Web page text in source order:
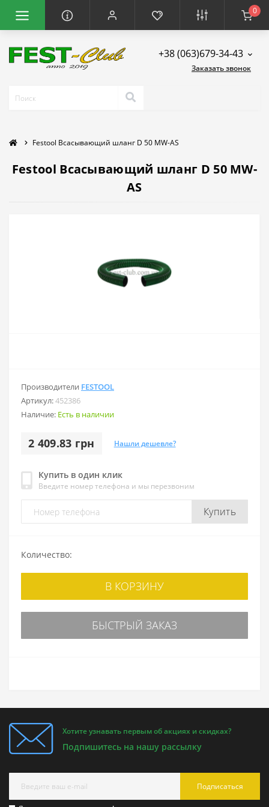
0
+38 (063)679-34-43
Заказать звонок
Festool Всасывающий шланг D 50 MW-AS
Festool Всасывающий шланг D 50 MW-
AS
Производители FESTOOL
Артикул:452386
Наличие: Есть в наличии
2 409.83 грн Нашли дешевле?
Купить в один клик
Введите номер телефона и мы перезвоним
Купить
Количество:
В КОРЗИНУ
БЫСТРЫЙ ЗАКАЗ
Хотите узнавать первым об акциях и скидках?
Подпишитесь на нашу рассылку
Подписаться